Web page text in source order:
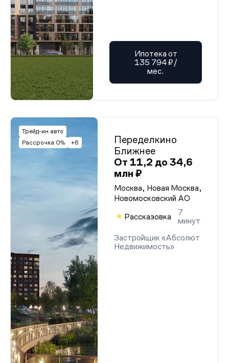
Ипотека от
135 794 ₽/
мес.
Трейд-ин авто
Рассрочка 0%
+6
Переделкино
Ближнее
От 11,2 до 34,6
млн ₽
Москва, Новая Москва,
Новомосковский АО
Рассказовка
7
минут
Застройщик «Абсолют
Недвижимость»